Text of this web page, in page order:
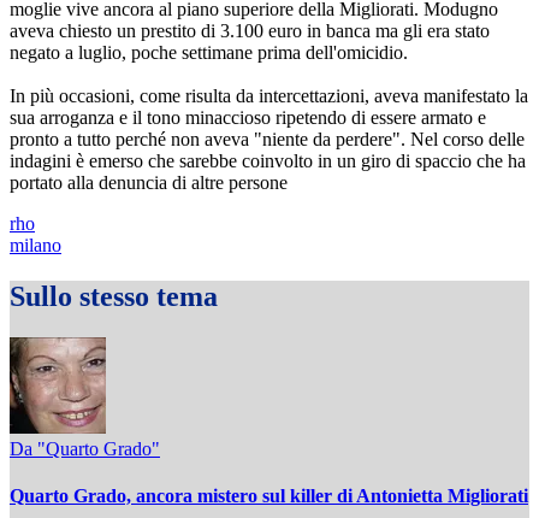
moglie vive ancora al piano superiore della Migliorati. Modugno
aveva chiesto un prestito di 3.100 euro in banca ma gli era stato
negato a luglio, poche settimane prima dell'omicidio.
In più occasioni, come risulta da intercettazioni, aveva manifestato la
sua arroganza e il tono minaccioso ripetendo di essere armato e
pronto a tutto perché non aveva "niente da perdere". Nel corso delle
indagini è emerso che sarebbe coinvolto in un giro di spaccio che ha
portato alla denuncia di altre persone
rho
milano
Sullo stesso tema
Da "Quarto Grado"
Quarto Grado, ancora mistero sul killer di Antonietta Migliorati